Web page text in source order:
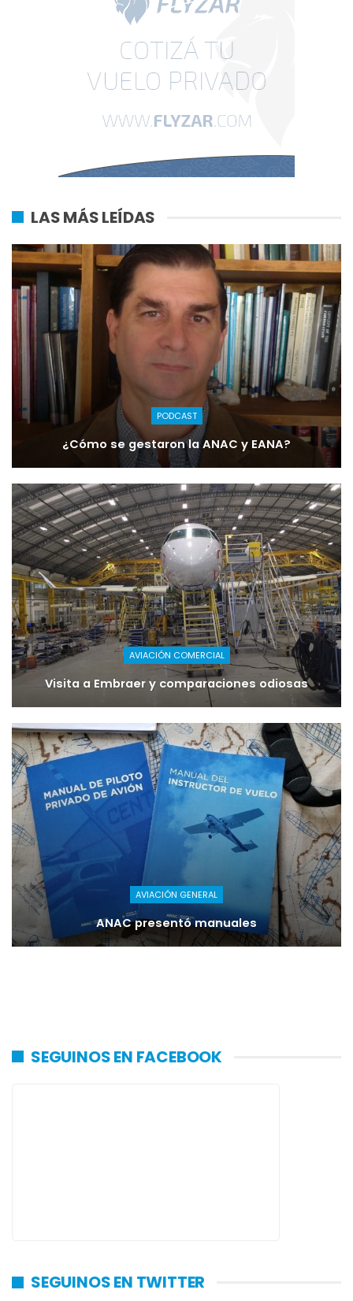
LAS MÁS LEÍDAS
PODCAST
¿Cómo se gestaron la ANAC y EANA?
AVIACIÓN COMERCIAL
Visita a Embraer y comparaciones odiosas
AVIACIÓN GENERAL
ANAC presentó manuales
SEGUINOS EN FACEBOOK
SEGUINOS EN TWITTER